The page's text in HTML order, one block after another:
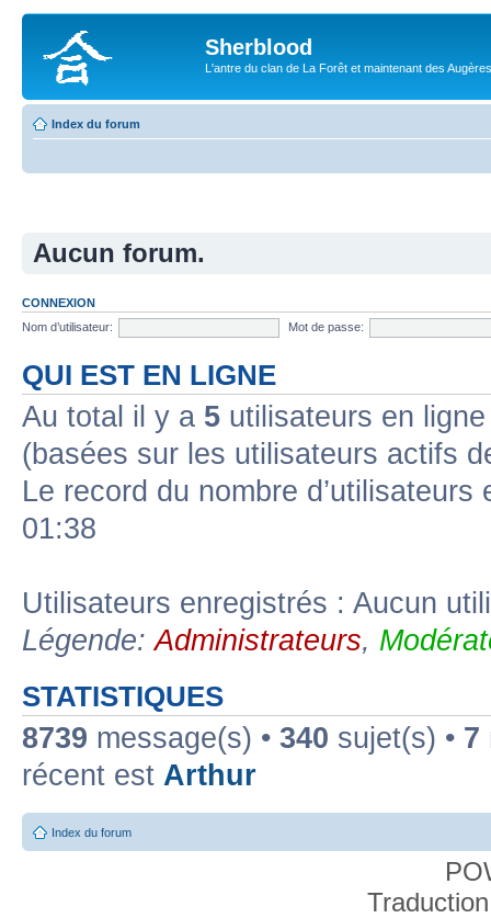
Sherblood
L'antre du clan de La Forêt et maintenant des
Index du forum
Aucun forum.
CONNEXION
Nom d’utilisateur:
Mot de passe:
QUI EST EN LIGNE
Au total il y a 5 utilisateurs en
(basées sur les utilisateurs actifs
Le record du nombre
01:38
Utilisateurs enregistrés : Aucun
Légende:Administrateurs,
STATISTIQUES
8739 message(s) • 340 sujet(s) • 7
récent est Arthur
Index du forum